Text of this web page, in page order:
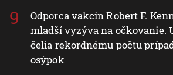
Odporca vakcín Robert F.
mladší vyzýva na očkovanie.
čelia rekordnému počtu
osýpok